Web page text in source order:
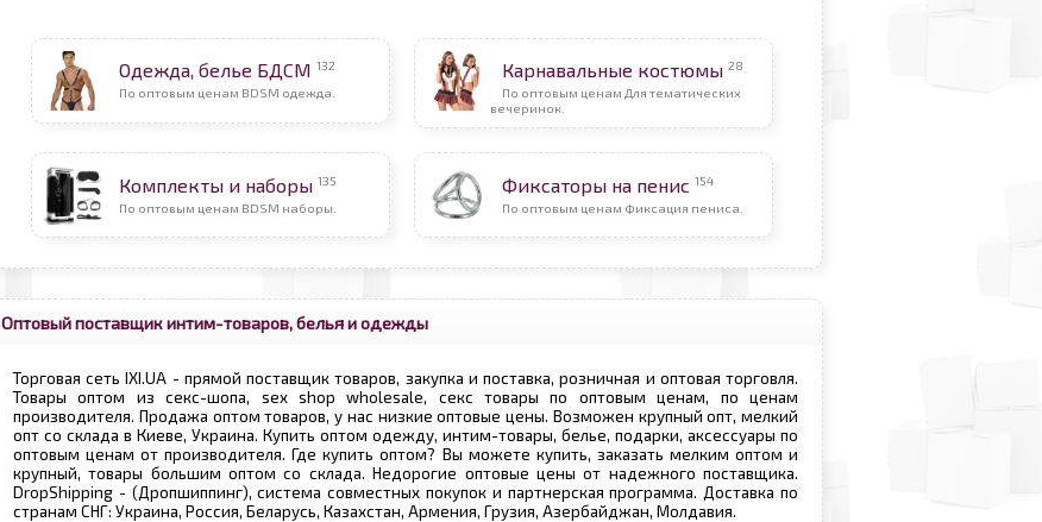
Одежда, белье БДСМ 132
По оптовым ценам BDSM одежда.
Карнавальные костюмы 28
По оптовым ценам Для тематических
вечеринок.
Комплекты и наборы 135
По оптовым ценам BDSM наборы.
Фиксаторы на пенис 154
По оптовым ценам Фиксация пениса.
Оптовый поставщик интим-товаров, белья и одежды
Торговая сеть IXI.UA - прямой поставщик товаров, закупка и поставка, розничная и оптовая торговля.
Товары оптом из секс-шопа, sex shop wholesale, секс товары по оптовым ценам, по ценам
производителя. Продажа оптом товаров, у нас низкие оптовые цены. Возможен крупный опт, мелкий
опт со склада в Киеве, Украина. Купить оптом одежду, интим-товары, белье, подарки, аксессуары по
оптовым ценам от производителя. Где купить оптом? Вы можете купить, заказать мелким оптом и
крупный, товары большим оптом со склада. Недорогие оптовые цены от надежного поставщика.
DropShipping - (Дропшиппинг), система совместных покупок и партнерская программа. Доставка по
странам СНГ: Украина, Россия, Беларусь, Казахстан, Армения, Грузия, Азербайджан, Молдавия.